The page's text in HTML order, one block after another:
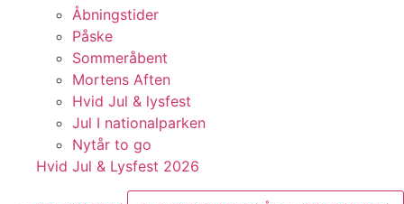
Åbningstider
Påske
Sommeråbent
Mortens Aften
Hvid Jul & lysfest
Jul I nationalparken
Nytår to go
Hvid Jul & Lysfest 2026